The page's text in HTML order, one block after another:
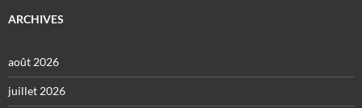
ARCHIVES
août 2026
juillet 2026